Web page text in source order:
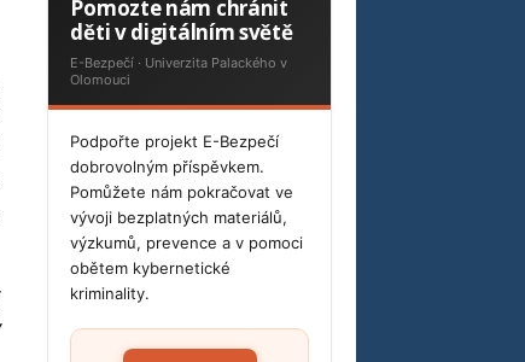
Pomozte nám chránit
děti v digitálním světě
E-Bezpečí · Univerzita Palackého v
Olomouci
Podpořte projekt E-Bezpečí
dobrovolným příspěvkem.
Pomůžete nám pokračovat ve
vývoji bezplatných materiálů,
výzkumů, prevence a v pomoci
obětem kybernetické
kriminality.